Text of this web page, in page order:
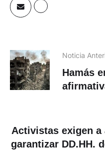
Noticia
Hamás
Activistas exigen a
garantizar DD.HH.